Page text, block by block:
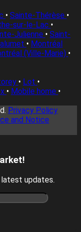
• Sainte-Thérèse •
sur-le-Lac •
Julienne • Saint-
• Montréal
(Ville-Marie) •
• Lot •
• Mobile home •
Privacy Policy
and Notice
updates.